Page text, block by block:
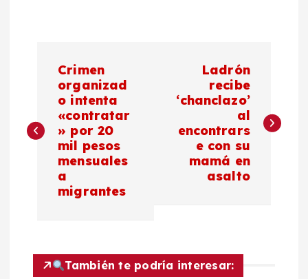
v
c
Crimen
organizad
o intenta
«contratar
» por 20
mil pesos
mensuales
a
migrantes
Ladrón
recibe
‘chanclazo’
al
encontrars
e con su
mamá en
asalto
También te podría interesar: